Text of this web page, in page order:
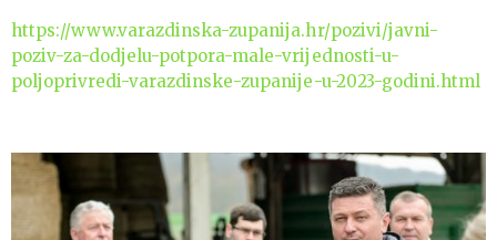
https://www.varazdinska-zupanija.hr/pozivi/javni-
poziv-za-dodjelu-potpora-male-vrijednosti-u-
poljoprivredi-varazdinske-zupanije-u-2023-godini.html